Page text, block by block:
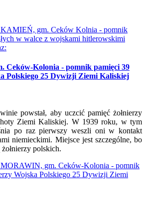
gm. Ceków Kolnia - pomnik
w walce z wojskami hitlerowskimi
Ceków-Kolonia - pomnik pamięci 39
Polskiego 25 Dywizji Ziemi Kaliskiej
powstał, aby uczcić pamięć żołnierzy
Ziemi Kaliskiej. W 1939 roku, w tym
po raz pierwszy weszli oni w kontakt
niemieckimi. Miejsce jest szczególne, bo
polskich.
gm. Ceków-Kolonia - pomnik
Wojska Polskiego 25 Dywizji Ziemi